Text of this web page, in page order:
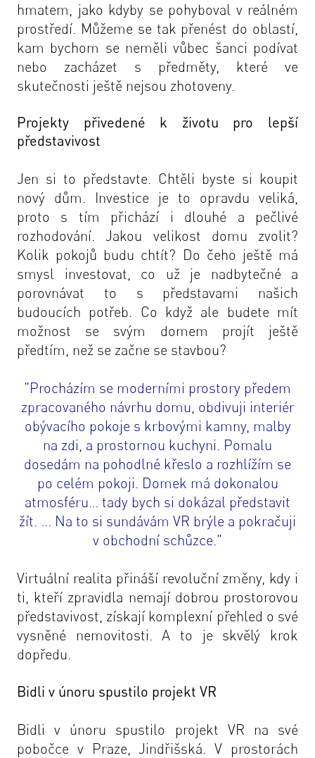
hmatem, jako kdyby se pohyboval v reálném
prostředí. Můžeme se tak přenést do oblastí,
kam bychom se neměli vůbec šanci podívat
nebo zacházet s předměty, které ve
skutečnosti ještě nejsou zhotoveny.
Projekty přivedené k životu pro lepší
představivost
Jen si to představte. Chtěli byste si koupit
nový dům. Investice je to opravdu veliká,
proto s tím přichází i dlouhé a pečlivé
rozhodování. Jakou velikost domu zvolit?
Kolik pokojů budu chtít? Do čeho ještě má
smysl investovat, co už je nadbytečné a
porovnávat to s představami našich
budoucích potřeb. Co když ale budete mít
možnost se svým domem projít ještě
předtím, než se začne se stavbou?
"Procházím se moderními prostory předem
zpracovaného návrhu domu, obdivuji interiér
obývacího pokoje s krbovými kamny, malby
na zdi, a prostornou kuchyni. Pomalu
dosedám na pohodlné křeslo a rozhlížím se
po celém pokoji. Domek má dokonalou
atmosféru… tady bych si dokázal představit
žít. ... Na to si sundávám VR brýle a pokračuji
v obchodní schůzce."
Virtuální realita přináší revoluční změny, kdy i
ti, kteří zpravidla nemají dobrou prostorovou
představivost, získají komplexní přehled o své
vysněné nemovitosti. A to je skvělý krok
dopředu.
Bidli v únoru spustilo projekt VR
Bidli v únoru spustilo projekt VR na své
pobočce v Praze, Jindřišská. V prostorách